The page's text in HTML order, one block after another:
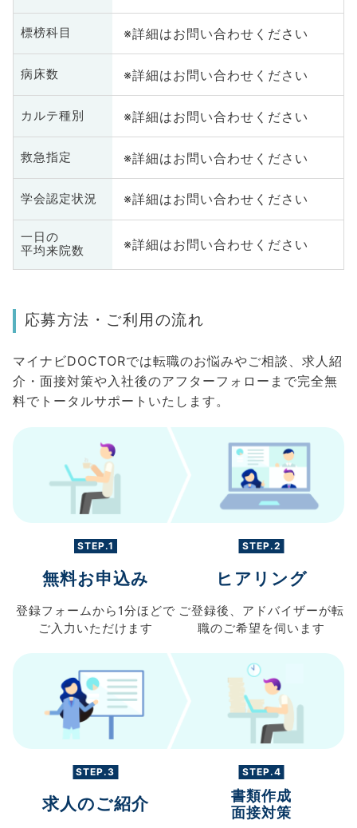
標榜科目 ※詳細はお問い合わせください
病床数 ※詳細はお問い合わせください
カルテ種別 ※詳細はお問い合わせください
救急指定 ※詳細はお問い合わせください
学会認定状況 ※詳細はお問い合わせください
一日の
平均来院数
※詳細はお問い合わせください
応募方法・ご利用の流れ
マイナビDOCTORでは転職のお悩みやご相談、求人紹
介・面接対策や入社後のアフターフォローまで完全無
料でトータルサポートいたします。
STEP.1
無料お申込み
登録フォームから 1分ほどで
ご入力 いただけます
STEP.2
ヒアリング
ご登録後、 アドバイザーが転
職のご希望を伺います
STEP.3
求人のご紹介
STEP.4
書類作成
面接対策